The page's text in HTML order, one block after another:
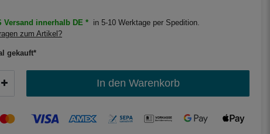
Versand innerhalb DE *
in 5-10 Werktage per Spedition.
zum Artikel?
gekauft*
In den Warenkorb